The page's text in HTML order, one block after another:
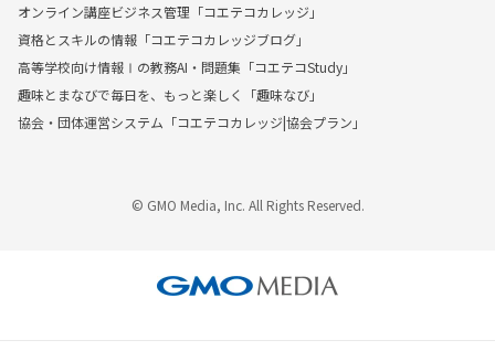
オンライン講座ビジネス管理「コエテコカレッジ」
資格とスキルの情報「コエテコカレッジブログ」
高等学校向け情報Ⅰの教務AI・問題集「コエテコStudy」
趣味とまなびで毎日を、もっと楽しく「趣味なび」
協会・団体運営システム「コエテコカレッジ|協会プラン」
© GMO Media, Inc. All Rights Reserved.